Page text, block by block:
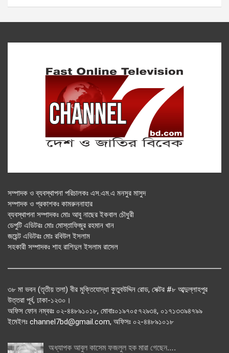
সম্পাদক ও ব্যবস্থাপনা পরিচালকঃ এস.এম.এ মনসুর মাসুদ
সম্পাদক ও প্রকাশকঃ কামরুননাহার
ব্যবস্থাপনা সম্পাদকঃ মোঃ আবু নাছের ইকবাল চৌধুরী
ডেপুটি এডিটরঃ মোঃ মোস্তাফিজুর রহমান খান
জয়েন্ট এডিটরঃ মোঃ রবিউল ইসলাম
সহকারী সম্পাদকঃ শাহ রাশিদুল ইসলাম রাসেল
৩৮ মা ভবন (তৃতীয় তলা) বীর মুক্তিযোদ্ধা কুতুবউদ্দিন রোড, সেক্টর #৮ আব্দুল্লাহপুর
উত্তরা পূর্ব, ঢাকা-১২৩০।
অফিস ফোন নম্বরঃ ০২-৪৪৮৯১০১৮, মোবাঃ০১৯৭০৫৭২৯৩৪, ০১৭১৩৩৯৪৭৯৯
ইমেইলঃ channel7bd@gmail.com, অফিসঃ ০২-৪৪৮৯১০১৮
অধ্যাপক আবুল কাসেম ফজলুল হক মারা গেছেন….